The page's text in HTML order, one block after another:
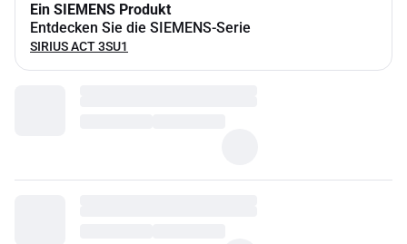
Ein SIEMENS Produkt
Entdecken Sie die SIEMENS-Serie
SIRIUS ACT 3SU1